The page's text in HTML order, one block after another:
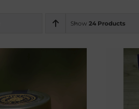
Show 24 Products